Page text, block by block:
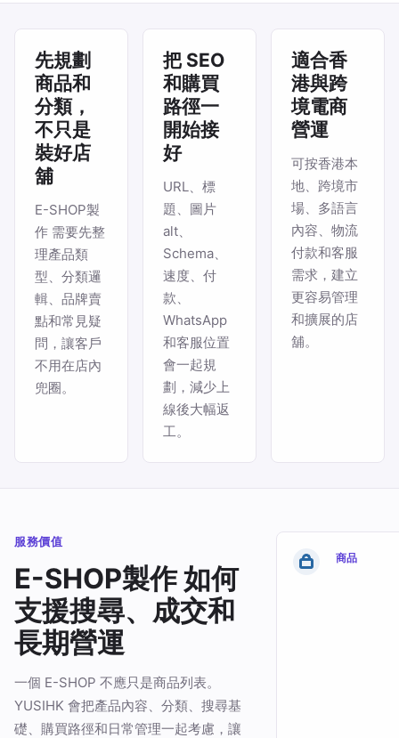
先規劃
商品和
分類，
不只是
裝好店
舖
E-SHOP製
作 需要先整
理產品類
型、分類邏
輯、品牌賣
點和常見疑
問，讓客戶
不用在店內
兜圈。
把 SEO
和購買
路徑一
開始接
好
URL、標
題、圖片
alt、
Schema、
速度、付
款、
WhatsApp
和客服位置
會一起規
劃，減少上
線後大幅返
工。
適合香
港與跨
境電商
營運
可按香港本
地、跨境市
場、多語言
內容、物流
付款和客服
需求，建立
更容易管理
和擴展的店
舖。
服務價值
E-SHOP製作 如何
支援搜尋、成交和
長期營運
一個 E-SHOP 不應只是商品列表。
YUSIHK 會把產品內容、分類、搜尋基
礎、購買路徑和日常管理一起考慮，讓
商品